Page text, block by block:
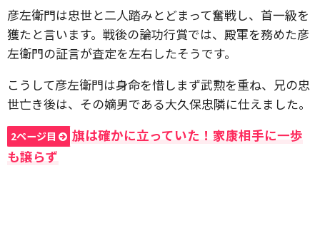
彦左衛門は忠世と二人踏みとどまって奮戦し、首一級を
獲たと言います。戦後の論功行賞では、殿軍を務めた彦
左衛門の証言が査定を左右したそうです。
こうして彦左衛門は身命を惜しまず武勲を重ね、兄の忠
世亡き後は、その嫡男である大久保忠隣に仕えました。
2ページ目
旗は確かに立っていた！家康相手に一歩
も譲らず